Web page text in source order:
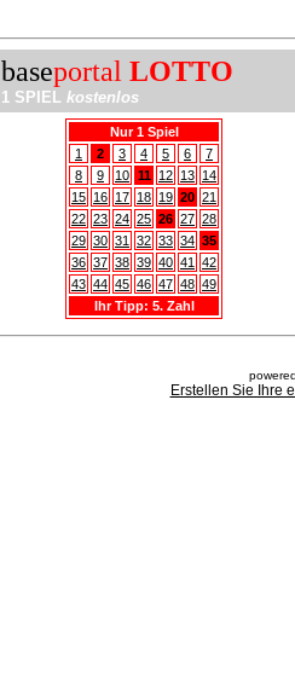
baseportal LOTTO
1 SPIEL kostenlos
Nur 1 Spiel
1
2 3 4 5 6
7
8
9 10 11 12 13 14
15 16 17 18 19 20 21
22 23 24 25 26 27 28
29 30 31 32 33 34 35
36 37 38 39 40 41
42
43 44 45 46 47 48 49
Ihr Tipp: 5. Zahl
Erstellen Sie Ihre